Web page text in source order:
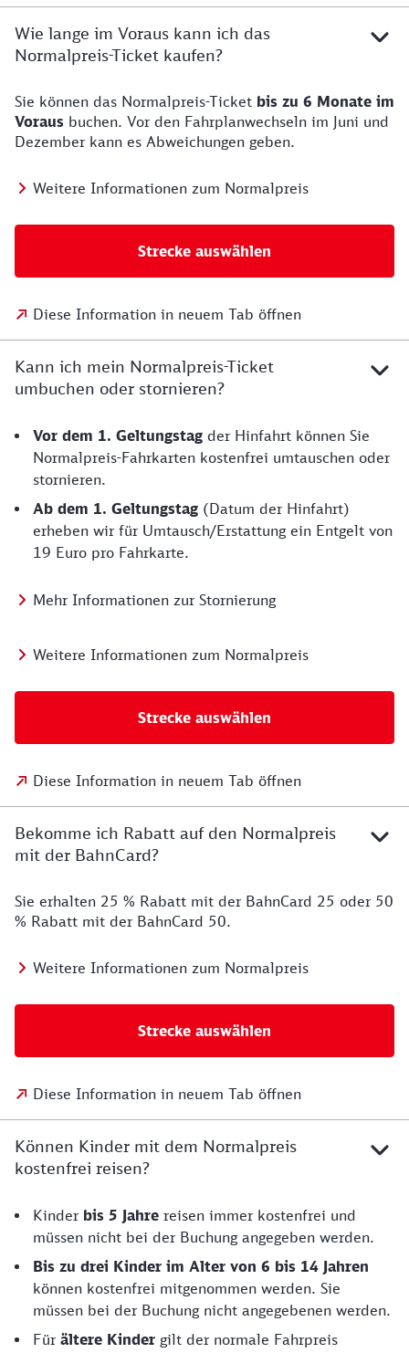
Wie lange im Voraus kann ich das
Normalpreis-Ticket kaufen?
Sie können das Normalpreis-Ticket bis zu 6 Monate im
Voraus buchen. Vor den Fahrplanwechseln im Juni und
Dezember kann es Abweichungen geben.
Weitere Informationen zum Normalpreis
Strecke auswählen
Diese Information in neuem Tab öffnen
Kann ich mein Normalpreis-Ticket
umbuchen oder stornieren?
Vor dem 1. Geltungstag der Hinfahrt können Sie
Normalpreis-Fahrkarten kostenfrei umtauschen oder
stornieren.
Ab dem 1. Geltungstag (Datum der Hinfahrt)
erheben wir für Umtausch/Erstattung ein Entgelt von
19 Euro pro Fahrkarte.
Mehr Informationen zur Stornierung
Weitere Informationen zum Normalpreis
Strecke auswählen
Diese Information in neuem Tab öffnen
Bekomme ich Rabatt auf den Normalpreis
mit der BahnCard?
Sie erhalten 25 % Rabatt mit der BahnCard 25 oder 50
% Rabatt mit der BahnCard 50.
Weitere Informationen zum Normalpreis
Strecke auswählen
Diese Information in neuem Tab öffnen
Können Kinder mit dem Normalpreis
kostenfrei reisen?
Kinder bis 5 Jahre reisen immer kostenfrei und
müssen nicht bei der Buchung angegeben werden.
Bis zu drei Kinder im Alter von 6 bis 14 Jahren
können kostenfrei mitgenommen werden. Sie
müssen bei der Buchung nicht angegebenen werden.
Für ältere Kinder gilt der normale Fahrpreis